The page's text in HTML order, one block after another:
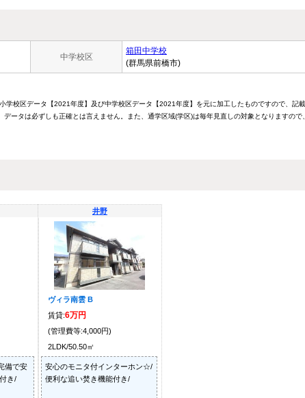
中学校区
箱田中学校
(群馬県前橋市)
校区データ【2021年度】及び中学校区データ【2021年度】を元に加工したものですので、記
ータは必ずしも正確とは言えません。また、通学区域(学区)は毎年見直しの対象となりますので
備で安
き/
井野
ヴィラ南雲 B
賃貸:6万円
(管理費等:4,000円)
2LDK/50.50㎡
安心のモニタ付インターホン☆/
便利な追い焚き機能付き/